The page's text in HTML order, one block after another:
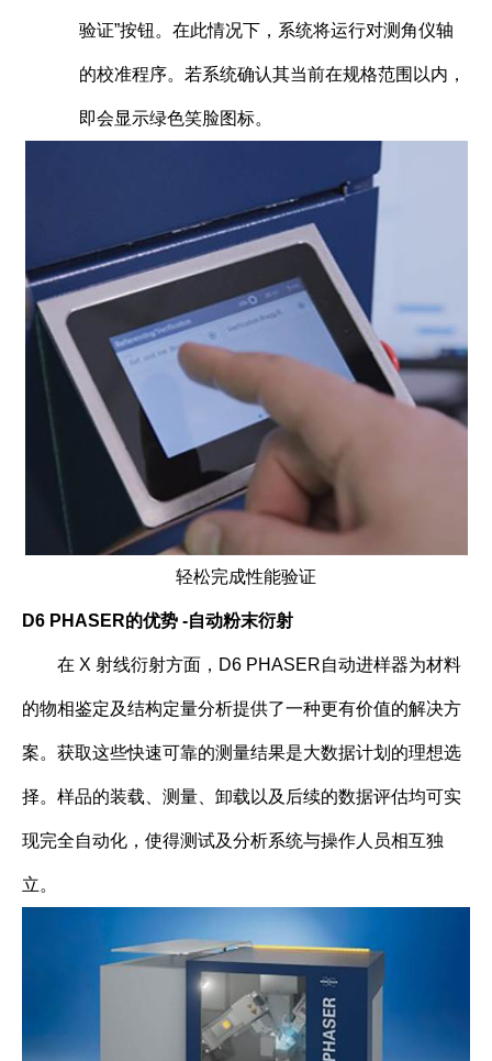
验证”按钮。在此情况下，系统将运行对测角仪轴
的校准程序。若系统确认其当前在规格范围以内，
即会显示绿色笑脸图标。
轻松完成性能验证
D6 PHASER的优势 -自动粉末衍射
在 X 射线衍射方面，D6 PHASER自动进样器为材料
的物相鉴定及结构定量分析提供了一种更有价值的解决方
案。获取这些快速可靠的测量结果是大数据计划的理想选
择。样品的装载、测量、卸载以及后续的数据评估均可实
现完全自动化，使得测试及分析系统与操作人员相互独
立。